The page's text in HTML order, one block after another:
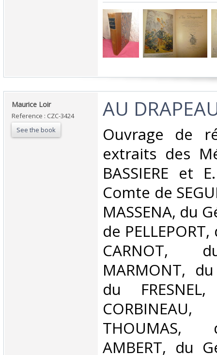
‎Maurice Loir‎
Reference : CZC-3424
See the book
‎AU
‎Ouvrage de
extraits des
BASSIERE et
Comte de
MASSENA, du
de
CARNOT,
MARMONT,
du
AMBERT, du